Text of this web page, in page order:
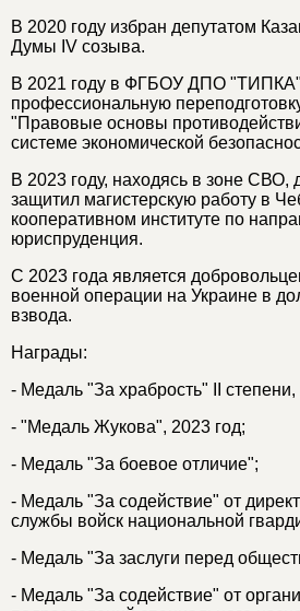
В 2020 году избран депутатом
Думы IV созыва.
В 2021 году в ФГБОУ ДПО
профессиональную
"Правовые основы
системе экономической
В 2023 году, находясь в зоне СВО,
защитил магистерскую работу в
кооперативном институте по
юриспруденция.
С 2023 года является
военной операции на Украине в
взвода.
Награды:
- Медаль "За храбрость" II степени,
- "Медаль Жукова", 2023 год;
- Медаль "За боевое отличие";
- Медаль "За содействие" от
службы войск национальной
- Медаль "За заслуги перед
- Медаль "За содействие" от